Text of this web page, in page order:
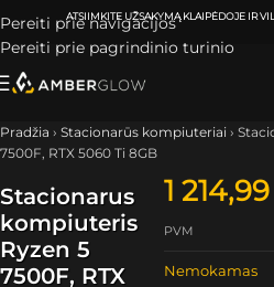
Pereiti prie navigacijos
Pereiti prie pagrindinio turinio
ATSIIMKITE UŽSAKYMĄKLAIPĖDOJE IR
Pradžia › Stacionarūs kompiuteriai ›
7500F, RTX 5060 Ti 8GB
Stacionarus
kompiuteris
Ryzen 5
7500F, RTX
1
PVM
Nemokamas